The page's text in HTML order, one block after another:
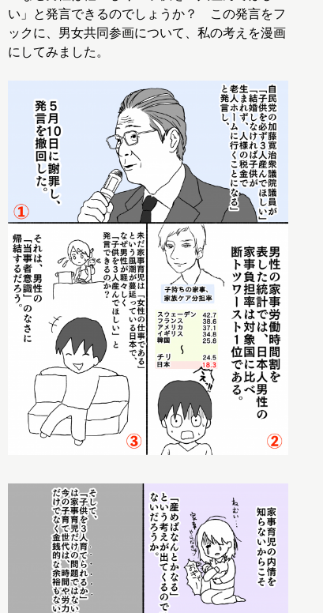
い」と発言できるのでしょうか？ この発言をフ
ックに、男女共同参画について、私の考えを漫画
にしてみました。